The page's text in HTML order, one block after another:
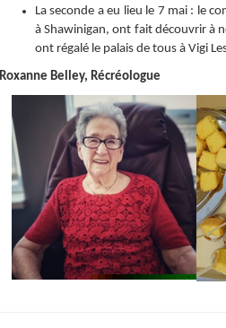
La seconde a eu lieu le 7 mai : le
à Shawinigan, ont fait découvrir à
ont régalé le palais de tous à Vigi
Roxanne Belley, Récréologue